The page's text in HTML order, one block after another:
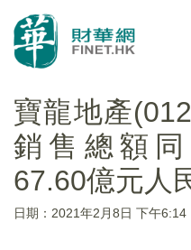
寶龍地產
銷售總額
67.60億元人
日期：2021年2月8日 下午6:14